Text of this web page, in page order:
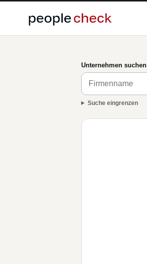
Unternehmen suchen
Suche eingrenzen